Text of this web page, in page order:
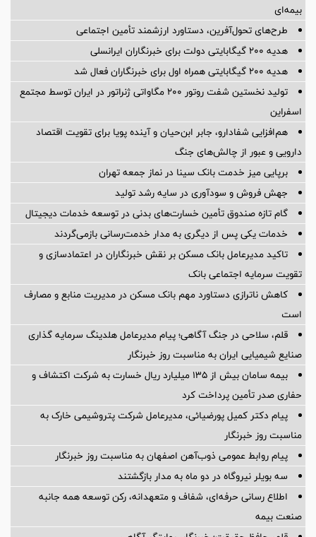
بیمه‌ای
طرح‌های تحول‌آفرین، دستاورد ارزشمند تأمین اجتماعی
هدیه ۲۰۰ گیگابایتی دولت برای خبرنگاران ایرانسلی
هدیه ۲۰۰ گیگابایتی همراه اول برای خبرنگاران فعال شد
تولید نخستین شفت روتور ۲۰۰ مگاواتی ژنراتور در ایران توسط مجتمع
اسفراین
هم‌افزایی شفادارو، جابر ابن‌حیان و آینده پویا برای تقویت اقتصاد
دارویی و عبور از چالش‌های جنگ
برپایی میز خدمت بانک سینا در نماز جمعه تهران
جهش فروش و سودآوری در سایه رشد تولید
گام تازه صندوق تأمین خسارت‌های بدنی در توسعه خدمات دیجیتال
خدمات یکی پس از دیگری به مدار خدمت‌رسانی بازمی‌گردند
تاکید مدیرعامل بانک مسکن بر نقش خبرنگاران در اعتمادسازی و
تقویت سرمایه اجتماعی بانک
کاهش ناترازی دستاورد مهم بانک مسکن در مدیریت منابع و مصارف
است
قلم، سلاحی در جنگ آگاهی؛ پیام مدیرعامل هلدینگ سرمایه گذاری
صنایع شیمیایی ایران به مناسبت روز خبرنگار
بیمه سامان بیش از ۱۳۵ میلیارد ریال خسارت به شرکت اکتشاف و
حفاری صدر تأمین پرداخت کرد
پیام دکتر کمیل پورضیائی، مدیرعامل شرکت پتروشیمی خارک به
مناسبت روز خبرنگار
پیام روابط عمومی ذوب‌آهن اصفهان به مناسبت روز خبرنگار
سه بویلر نیروگاه در دو ماه به مدار بازگشتند
اطلاع رسانی حرفه‌ای، شفاف و متعهدانه، رکن توسعه همه جانبه
صنعت بیمه